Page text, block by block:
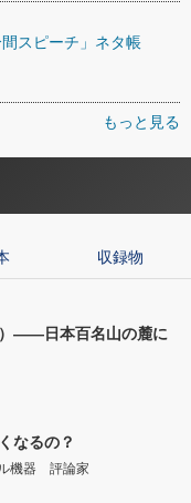
スピーチ」ネタ帳
もっと見る
収録物
――日本百名山の麓に
なるの？
機器 評論家